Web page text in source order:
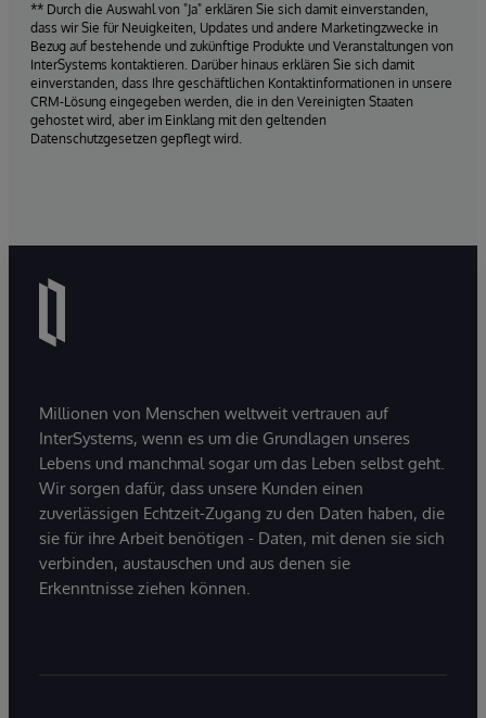
** Durch die Auswahl von "Ja" erklären Sie sich damit einverstanden,
dass wir Sie für Neuigkeiten, Updates und andere Marketingzwecke in
Bezug auf bestehende und zukünftige Produkte und Veranstaltungen von
InterSystems kontaktieren. Darüber hinaus erklären Sie sich damit
einverstanden, dass Ihre geschäftlichen Kontaktinformationen in unsere
CRM-Lösung eingegeben werden, die in den Vereinigten Staaten
gehostet wird, aber im Einklang mit den geltenden
Datenschutzgesetzen gepflegt wird.
Millionen von Menschen weltweit vertrauen auf
InterSystems, wenn es um die Grundlagen unseres
Lebens und manchmal sogar um das Leben selbst geht.
Wir sorgen dafür, dass unsere Kunden einen
zuverlässigen Echtzeit-Zugang zu den Daten haben, die
sie für ihre Arbeit benötigen - Daten, mit denen sie sich
verbinden, austauschen und aus denen sie
Erkenntnisse ziehen können.